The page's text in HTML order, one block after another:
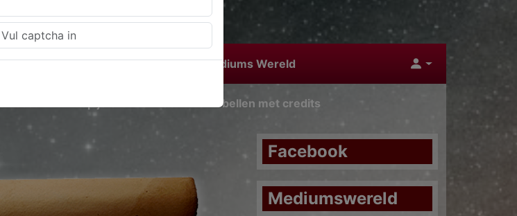
0907-40096 (150cpm)
Over Ons Email alert Werken bij Mediums Wereld
Je kunt nu bellen met credits
Facebook
Mediumswereld